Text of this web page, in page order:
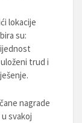
lokacije
su:
trud i
nagrade
svakoj